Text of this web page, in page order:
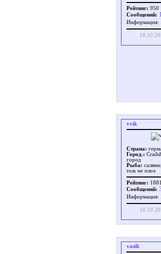
Рейтинг: 950
Сообщений:
Информация:
vvik
Страна:
Город.:
город
Рыба:
тож не плох
Рейтинг: 1881
Сообщений:
Информация:
vasili